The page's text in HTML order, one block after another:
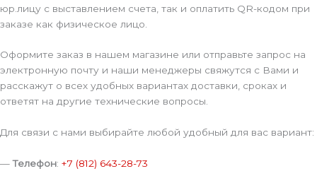
юр.лицу с выставлением счета, так и оплатить QR-кодом при
заказе как физическое лицо.
Оформите заказ в нашем магазине или отправьте запрос на
электронную почту и наши менеджеры свяжутся с Вами и
расскажут о всех удобных вариантах доставки, сроках и
ответят на другие технические вопросы.
Для связи с нами выбирайте любой удобный для вас вариант:
—Телефон: +7 (812) 643-28-73